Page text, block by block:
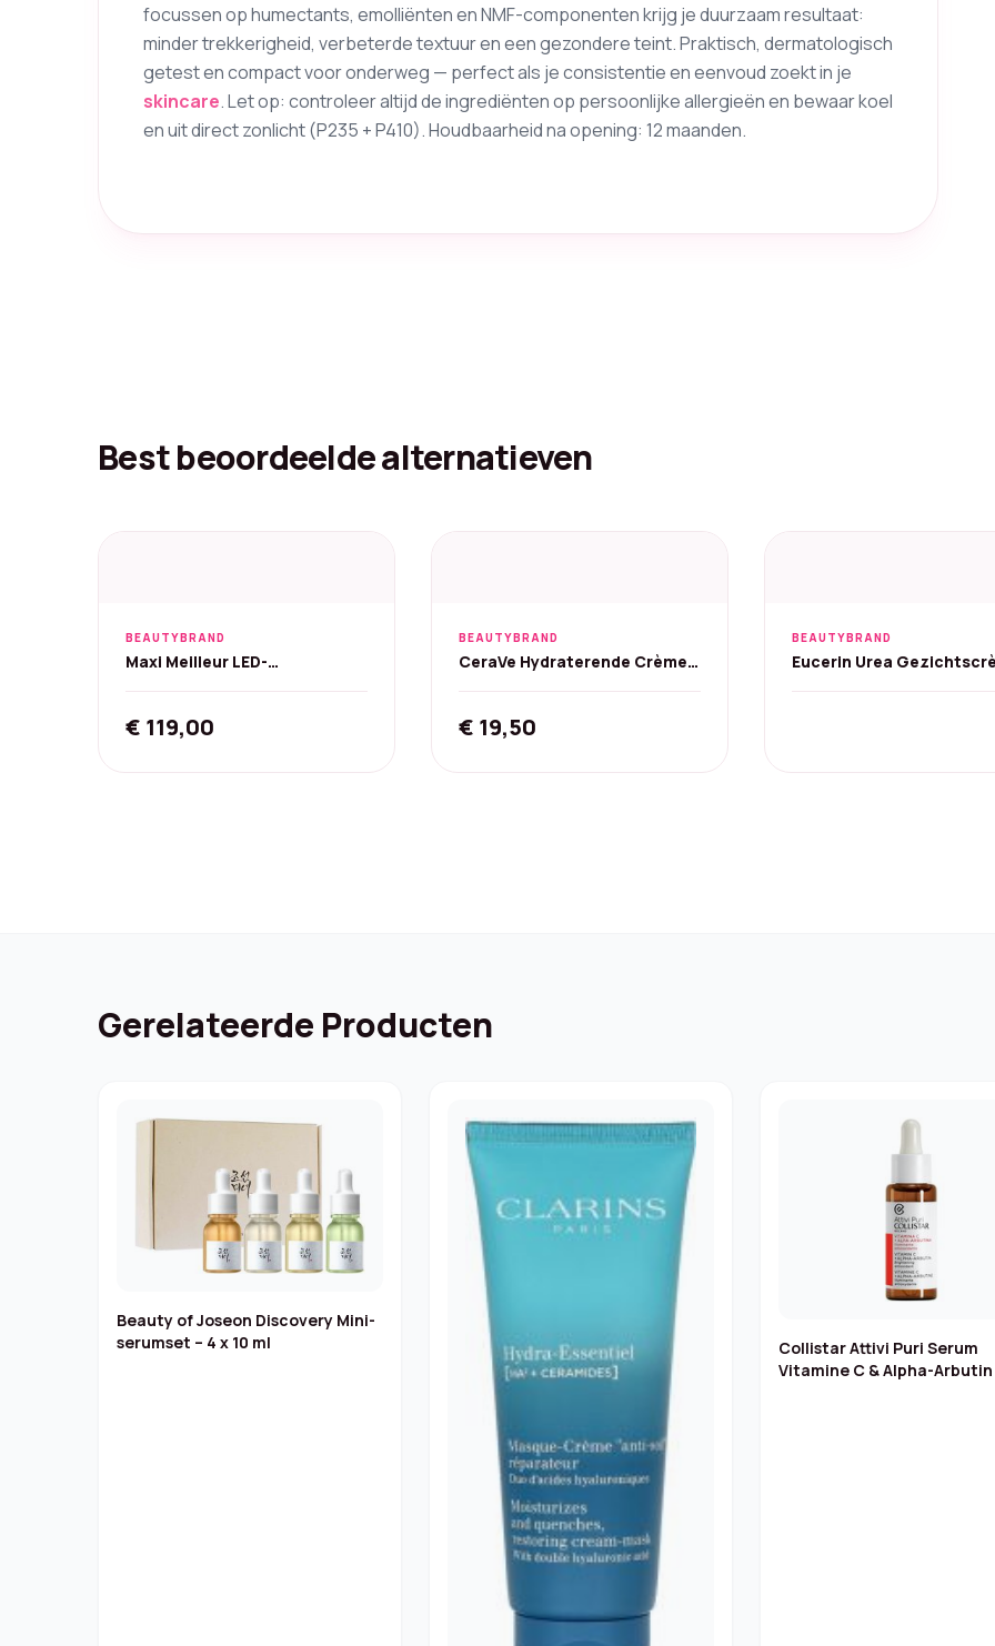
focussen op humectants, emolliënten en NMF-componenten krijg je duurzaam resultaat:
minder trekkerigheid, verbeterde textuur en een gezondere teint. Praktisch, dermatologisch
getest en compact voor onderweg — perfect als je consistentie en eenvoud zoekt in je
skincare. Let op: controleer altijd de ingrediënten op persoonlijke allergieën en bewaar koel
en uit direct zonlicht (P235 + P410). Houdbaarheid na opening: 12 maanden.
Best beoordeelde alternatieven
BEAUTYBRAND
Maxi Meilleur LED-
€ 119,00
BEAUTYBRAND
CeraVe Hydraterende Crème
€ 19,50
BEAUTYBRAND
Eucerin Urea
Gerelateerde Producten
Beauty of Joseon Discovery Mini-
serumset – 4 x 10 ml
Collistar Attivi Puri Serum
Vitamine C & Alpha-Arbutin